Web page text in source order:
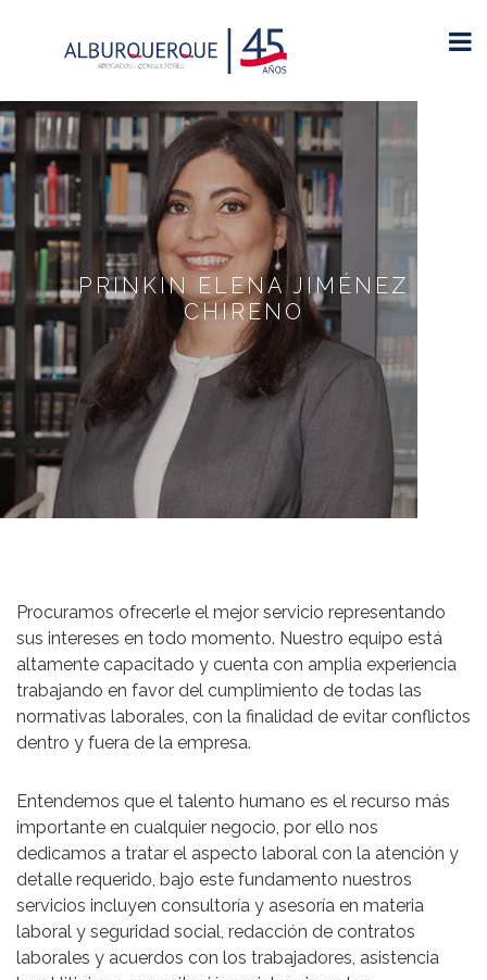
PRINKIN ELENA JIMÉNEZ
CHIRENO
Procuramos ofrecerle el mejor servicio representando
sus intereses en todo momento. Nuestro equipo está
altamente capacitado y cuenta con amplia experiencia
trabajando en favor del cumplimiento de todas las
normativas laborales, con la finalidad de evitar conflictos
dentro y fuera de la empresa.
Entendemos que el talento humano es el recurso más
importante en cualquier negocio, por ello nos
dedicamos a tratar el aspecto laboral con la atención y
detalle requerido, bajo este fundamento nuestros
servicios incluyen consultoría y asesoría en materia
laboral y seguridad social, redacción de contratos
laborales y acuerdos con los trabajadores, asistencia